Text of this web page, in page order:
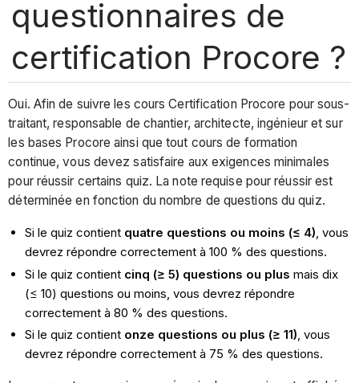
questionnaires de
certification Procore ?
Oui. Afin de suivre les cours Certification Procore pour sous-
traitant, responsable de chantier, architecte, ingénieur et sur
les bases Procore ainsi que tout cours de formation
continue, vous devez satisfaire aux exigences minimales
pour réussir certains quiz. La note requise pour réussir est
déterminée en fonction du nombre de questions du quiz.
Si le quiz contient quatre questions ou moins (≤ 4), vous
devrez répondre correctement à 100 % des questions.
Si le quiz contient cinq (≥ 5) questions ou plus mais dix
(≤ 10) questions ou moins, vous devrez répondre
correctement à 80 % des questions.
Si le quiz contient onze questions ou plus (≥ 11), vous
devrez répondre correctement à 75 % des questions.